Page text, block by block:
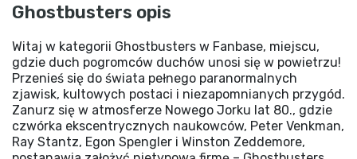
Ghostbusters opis
Witaj w kategorii Ghostbusters w Fanbase, miejscu,
gdzie duch pogromców duchów unosi się w powietrzu!
Przenieś się do świata pełnego paranormalnych
zjawisk, kultowych postaci i niezapomnianych przygód.
Zanurz się w atmosferze Nowego Jorku lat 80., gdzie
czwórka ekscentrycznych naukowców, Peter Venkman,
Ray Stantz, Egon Spengler i Winston Zeddemore,